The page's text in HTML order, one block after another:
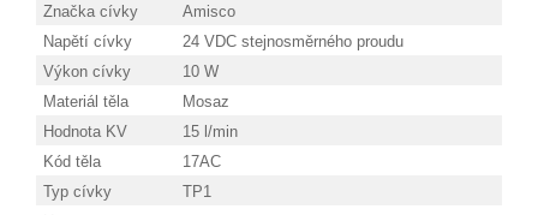
Značka cívky
Amisco
Napětí cívky
24 VDC stejnosměrného proudu
Výkon cívky
10 W
Materiál těla
Mosaz
Hodnota KV
15 l/min
Kód těla
17AC
Typ cívky
TP1